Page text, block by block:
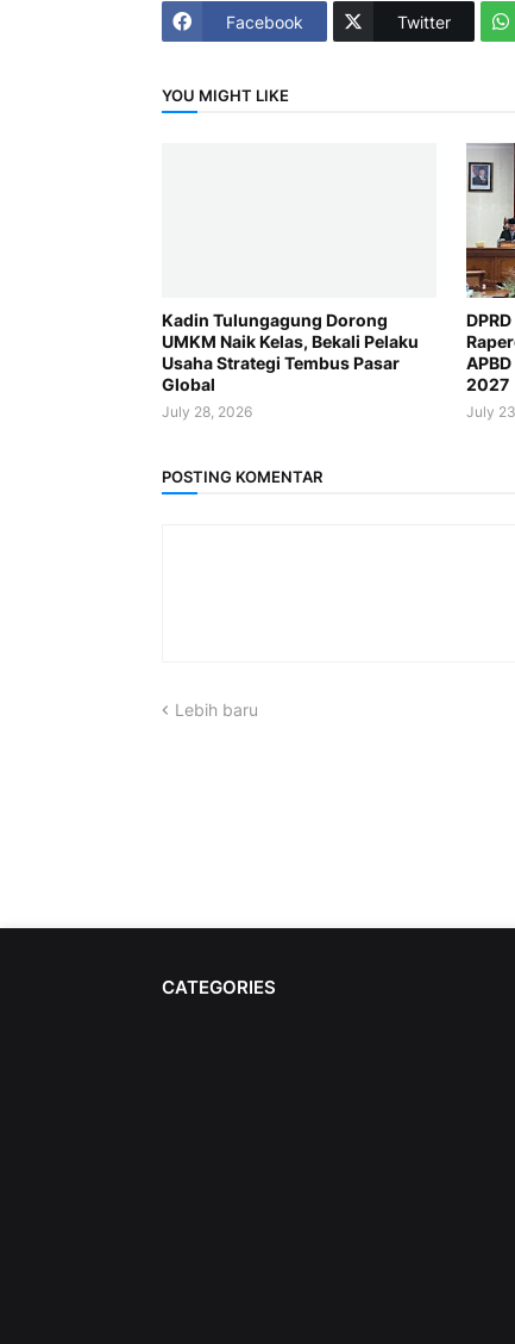
Facebook Twitter
YOU MIGHT LIKE
Kadin Tulungagung Dorong
UMKM Naik Kelas, Bekali Pelaku
Usaha Strategi Tembus Pasar
Global
July 28, 2026
2027
July
POSTING KOMENTAR
Lebih baru
CATEGORIES